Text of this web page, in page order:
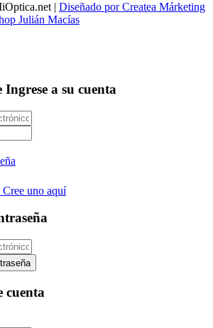
| Diseñado por Createa Márketing
Julián Macías
Ingrese a su cuenta
Cree uno aquí
cuenta